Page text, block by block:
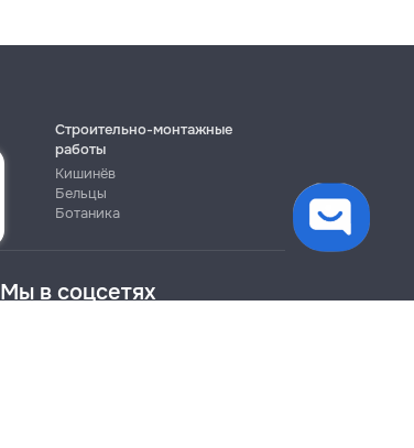
Строительно-монтажные
работы
Кишинёв
Бельцы
Ботаника
Мы в соцсетях